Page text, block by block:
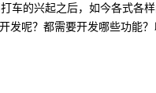
车的兴起之后，如今各式各
发呢？都需要开发哪些功能